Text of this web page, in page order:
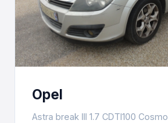
Opel
Astra break III 1.7 CDTI100 Cosmo